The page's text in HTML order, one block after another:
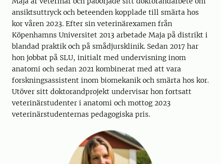
ansiktsuttryck och beteenden kopplade till smärta hos
kor våren 2023. Efter sin veterinärexamen från
Köpenhamns Universitet 2013 arbetade Maja på distrikt i
blandad praktik och på smådjursklinik. Sedan 2017 har
hon jobbat på SLU, initialt med undervisning inom
anatomi och sedan 2021 kombinerat med att vara
forskningsassistent inom biomekanik och smärta hos kor.
Utöver sitt doktorandprojekt undervisar hon fortsatt
veterinärstudenter i anatomi och mottog 2023
veterinärstudenternas pedagogiska pris.